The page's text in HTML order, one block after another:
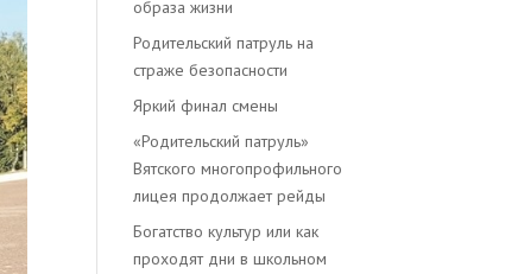
образа жизни
Родительский патруль на
страже безопасности
Яркий финал смены
«Родительский патруль»
Вятского многопрофильного
лицея продолжает рейды
Богатство культур или как
проходят дни в школьном